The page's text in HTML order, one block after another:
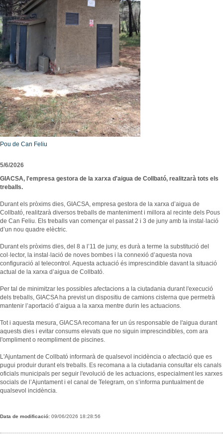
Reparcel·lació del Bosc del Misser
Modificació Puntual del Pla General d’Ordenació de la zona esportiva de Collbató
Urbanisme - Avantprojecte reforma i ampliació A2
Projecte d’ordenança d’edificació i ús del sòl de l’Ajuntament de Collbató
ORDENANÇA REGULADORA TERRASSES DE BAR I MOBILIARI
Avanç POUM 2012
Programa de Participació 2012
Consultori Mèdic Local
Equipaments
Centres educatius
Menjar, dormir i comprar
Empreses i comerços
Entitats i associacions
Llocs d'interès
Subministraments
Emergències
Calendari de neteja viària
El Porta a Porta a Collbató
Festes i tradicions
Rutes i camins
Mercats i Fires
Personatges il·lustres
Llocs d'interès
Horari de visites guiades
Preus
Condicions
Més informació
Localització
Pou de Can Feliu
5/6/2026
GIACSA, l'empresa gestora de la xarxa d'aigua de Collbató, realitzarà tots els
treballs.
Durant els pròxims dies, GIACSA, empresa gestora de la xarxa d’aigua de
Collbató, realitzarà diversos treballs de manteniment i millora al recinte dels Pous
de Can Feliu. Els treballs van començar el passat 2 i 3 de juny amb la instal·lació
d’un nou quadre elèctric.
Durant els pròxims dies, del 8 a l’11 de juny, es durà a terme la substitució del
col·lector, la instal·lació de noves bombes i la connexió d’aquesta nova
configuració al telecontrol. Aquesta actuació és imprescindible davant la situació
actual de la xarxa d’aigua de Collbató.
Per tal de minimitzar les possibles afectacions a la ciutadania durant l'execució
dels treballs, GIACSA ha previst un dispositiu de camions cisterna que permetrà
mantenir l’aportació d’aigua a la xarxa mentre durin les actuacions.
Tot i aquesta mesura, GIACSA recomana fer un ús responsable de l'aigua durant
aquests dies i evitar consums elevats que no siguin imprescindibles, com ara
l'ompliment o reompliment de piscines.
L'Ajuntament de Collbató informarà de qualsevol incidència o afectació que es
pugui produir durant els treballs. Es recomana a la ciutadania consultar els canals
oficials municipals per seguir l'evolució de les actuacions, especialment les xarxes
socials de l’Ajuntament i el canal de Telegram, on s’informa puntualment de
qualsevol incidència.
Data de modificació: 09/06/2026 18:28:56